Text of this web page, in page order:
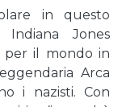
in questo
Indiana Jones
per il mondo in
Arca
i nazisti. Con